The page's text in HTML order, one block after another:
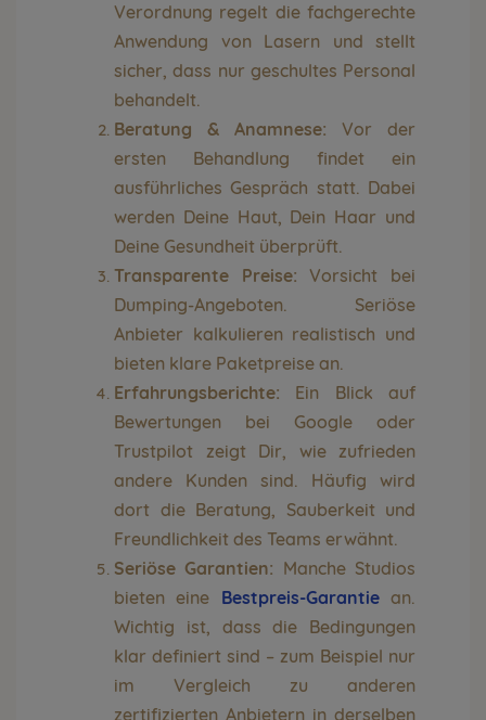
Verordnung regelt die fachgerechte
Anwendung von Lasern und stellt
sicher, dass nur geschultes Personal
behandelt.
Beratung & Anamnese: Vor der
ersten Behandlung findet ein
ausführliches Gespräch statt. Dabei
werden Deine Haut, Dein Haar und
Deine Gesundheit überprüft.
Transparente Preise: Vorsicht bei
Dumping-Angeboten. Seriöse
Anbieter kalkulieren realistisch und
bieten klare Paketpreise an.
Erfahrungsberichte: Ein Blick auf
Bewertungen bei Google oder
Trustpilot zeigt Dir, wie zufrieden
andere Kunden sind. Häufig wird
dort die Beratung, Sauberkeit und
Freundlichkeit des Teams erwähnt.
Seriöse Garantien: Manche Studios
bieten eine Bestpreis-Garantiean.
Wichtig ist, dass die Bedingungen
klar definiert sind – zum Beispiel nur
im Vergleich zu anderen
zertifizierten Anbietern in derselben